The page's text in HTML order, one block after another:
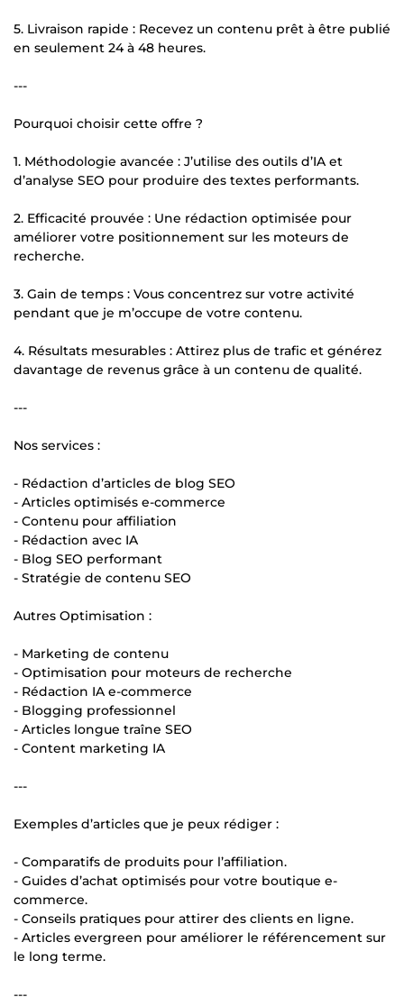
5. Livraison rapide : Recevez un contenu prêt à être publié
en seulement 24 à 48 heures.
---
Pourquoi choisir cette offre ?
1. Méthodologie avancée : J’utilise des outils d’IA et
d’analyse SEO pour produire des textes performants.
2. Efficacité prouvée : Une rédaction optimisée pour
améliorer votre positionnement sur les moteurs de
recherche.
3. Gain de temps : Vous concentrez sur votre activité
pendant que je m’occupe de votre contenu.
4. Résultats mesurables : Attirez plus de trafic et générez
davantage de revenus grâce à un contenu de qualité.
---
Nos services :
- Rédaction d’articles de blog SEO
- Articles optimisés e-commerce
- Contenu pour affiliation
- Rédaction avec IA
- Blog SEO performant
- Stratégie de contenu SEO
Autres Optimisation :
- Marketing de contenu
- Optimisation pour moteurs de recherche
- Rédaction IA e-commerce
- Blogging professionnel
- Articles longue traîne SEO
- Content marketing IA
---
Exemples d’articles que je peux rédiger :
- Comparatifs de produits pour l’affiliation.
- Guides d’achat optimisés pour votre boutique e-
commerce.
- Conseils pratiques pour attirer des clients en ligne.
- Articles evergreen pour améliorer le référencement sur
le long terme.